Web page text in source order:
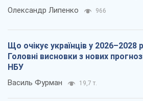
Олександр Липенко 966
Що очікує українців у 2026–2028
Головні висновки з нових
НБУ
Василь Фурман 19,7 т.